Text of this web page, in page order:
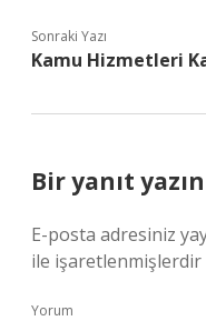
Sonraki Yazı
Kamu Hizmetleri
Bir yanıt yazın
E-posta adresiniz
ile işaretlenmişlerdir
Yorum